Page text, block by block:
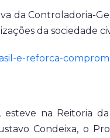
da Controladoria-
da sociedade
e-reforca-
na Reitoria
Condeixa, o